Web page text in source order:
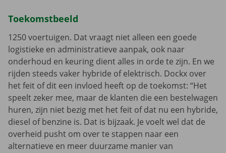
Toekomstbeeld
1250 voertuigen. Dat vraagt niet alleen een goede
logistieke en administratieve aanpak, ook naar
onderhoud en keuring dient alles in orde te zijn. En we
rijden steeds vaker hybride of elektrisch. Dockx over
het feit of dit een invloed heeft op de toekomst: “Het
speelt zeker mee, maar de klanten die een bestelwagen
huren, zijn niet bezig met het feit of dat nu een hybride,
diesel of benzine is. Dat is bijzaak. Je voelt wel dat de
overheid pusht om over te stappen naar een
alternatieve en meer duurzame manier van